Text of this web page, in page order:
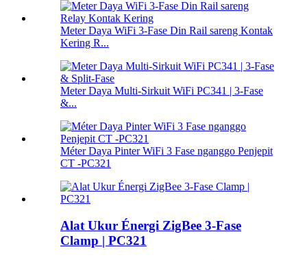
Meter Daya WiFi 3-Fase Din Rail sareng Kontak
Kering R...
Meter Daya Multi-Sirkuit WiFi PC341 | 3-Fase
&...
Méter Daya Pinter WiFi 3 Fase nganggo Penjepit
CT -PC321
Alat Ukur Énergi ZigBee 3-Fase
Clamp | PC321